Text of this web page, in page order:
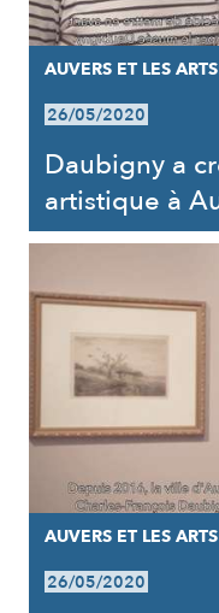
AUVERS ET LES ARTS
26/05/2020
Daubigny a
artistique à
AUVERS ET LES ARTS
26/05/2020